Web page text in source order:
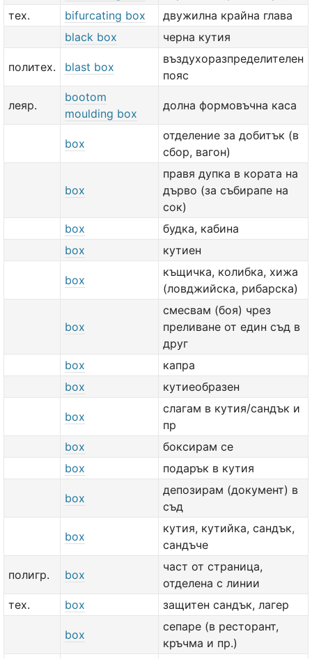
тех.
bifurcating box
двужилна крайна глава
black box
черна кутия
политех. blast box
въздухоразпределителен
пояс
леяр.
bootom
moulding box
долна формовъчна каса
box
отделение за добитък (в
сбор, вагон)
box
правя дупка в кората на
дърво (за събирапе на
сок)
box
будка, кабина
box
кутиен
box
къщичка, колибка, хижа
(ловджийска, рибарска)
box
смесвам (боя) чрез
преливане от един съд в
друг
box
капра
box
кутиеобразен
box
слагам в кутия/сандък и
пр
box
боксирам се
box
подарък в кутия
box
депозирам (документ) в
съд
box
кутия, кутийка, сандък,
сандъче
полигр. box
част от страница,
отделена с линии
тех.
box защитен сандък, лагер
box
сепаре (в ресторант,
кръчма и пр.)